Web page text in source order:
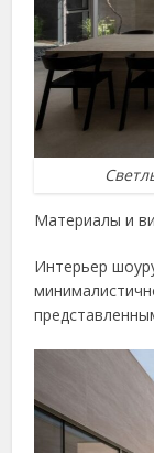
Материалы и
Интерьер